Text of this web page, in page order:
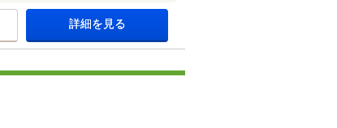
詳細を見る